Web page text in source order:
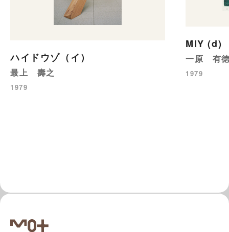
ハイドウゾ（イ）
最上 壽之
1979
MIY (d)
一原 有
1979